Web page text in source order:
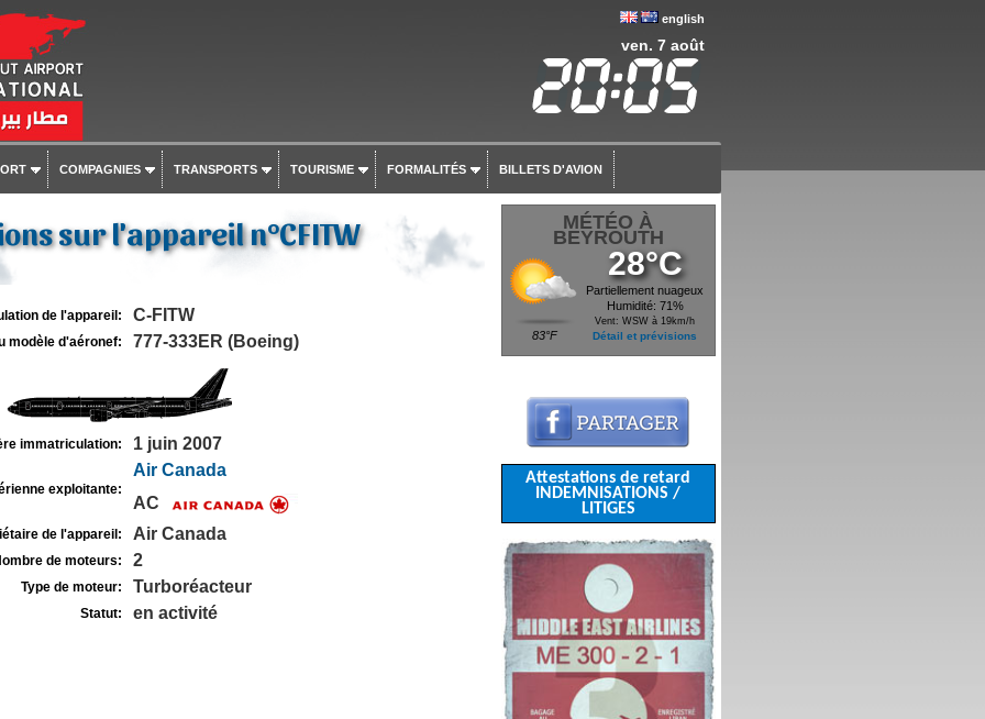
english
ven. 7 août
COMPAGNIES TRANSPORTS TOURISME FORMALITÉS BILLETS D'AVION
sur l'appareil n°CFITW
de l'appareil: C-FITW
modèle d'aéronef: 777-333ER (Boeing)
immatriculation: 1 juin 2007
exploitante:
Air Canada
AC
de l'appareil: Air Canada
de moteurs: 2
Type de moteur: Turboréacteur
Statut: en activité
MÉTÉO À
BEYROUTH
83°F
28°C
Partiellement nuageux
Humidité: 71%
Vent: WSW à 19km/h
Détail et prévisions
Attestations de retard
INDEMNISATIONS /
LITIGES